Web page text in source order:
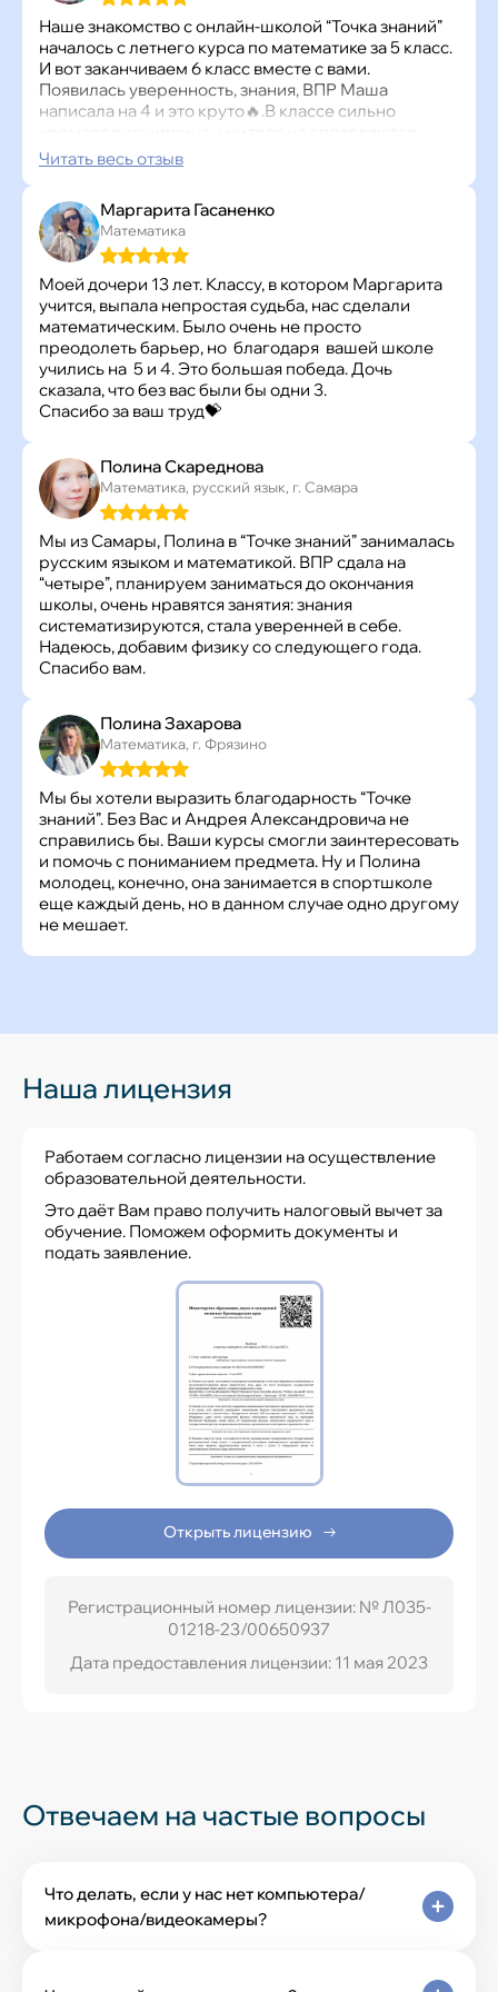
в развитии логики. Я не могу сказать, что в школе
стало лучше, так как она как получала
максимальный бал так и получает, но то, что она
стала понимать глубже и быть более внимательной,
это точно, потому что теперь она знает, что тоже
прошла тест и параллельно обычной школе учится
в школе для одаренных детей, это позволило ей
на факультет математики при университете в Тель -
Авиве, тест она прошла . Это дает отличные
возможности для дальнейшего обучения в
дальнейшем )
Очень рада , что ваш курс помог углубиться в
любовь к математике ☺️
Наше знакомство с онлайн-школой “Точка знаний”
началось с летнего курса по математике за 5 класс.
И вот заканчиваем 6 класс вместе с вами.
Появилась уверенность, знания, ВПР Маша
написала на 4 и это круто🔥.В классе сильно
качество уроков страдает. Ждём продолжения
Читать весь отзыв
Маргарита Гасаненко
Математика
Моей дочери 13 лет. Классу, в котором Маргарита
учится, выпала непростая судьба, нас сделали
математическим. Было очень не просто
преодолеть барьер, но благодаря вашей школе
учились на 5 и 4. Это большая победа. Дочь
сказала, что без вас были бы одни 3.
Спасибо за ваш труд💝
Полина Скареднова
Математика, русский язык, г. Самара
Мы из Самары, Полина в “Точке знаний” занималась
русским языком и математикой. ВПР сдала на
“четыре”, планируем заниматься до окончания
школы, очень нравятся занятия: знания
систематизируются, стала уверенней в себе.
Надеюсь, добавим физику со следующего года.
Спасибо вам.
Полина Захарова
Математика, г. Фрязино
Мы бы хотели выразить благодарность “Точке
знаний”. Без Вас и Андрея Александровича не
справились бы. Ваши курсы смогли заинтересовать
и помочь с пониманием предмета. Ну и Полина
молодец, конечно, она занимается в спортшколе
еще каждый день, но в данном случае одно другому
не мешает.
Наша лицензия
Работаем согласно лицензии на осуществление
образовательной деятельности.
Это даёт Вам право получить налоговый вычет за
обучение. Поможем оформить документы и
подать заявление.
Открыть лицензию
Регистрационный номер лицензии: № Л035-
01218-23/00650937
Дата предоставления лицензии: 11 мая 2023
Отвечаем на частые вопросы
Что делать, если у нас нет компьютера/
микрофона/видеокамеры?